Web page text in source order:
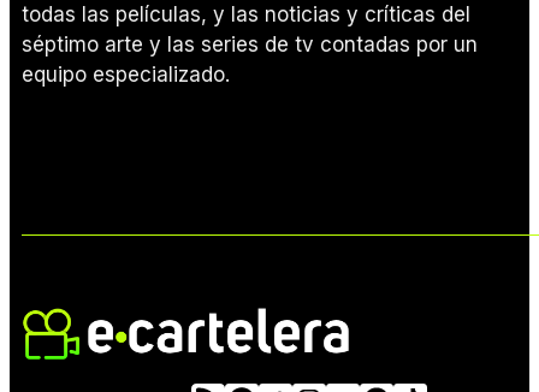
todas las películas, y las noticias y críticas del
séptimo arte y las series de tv contadas por un
equipo especializado.